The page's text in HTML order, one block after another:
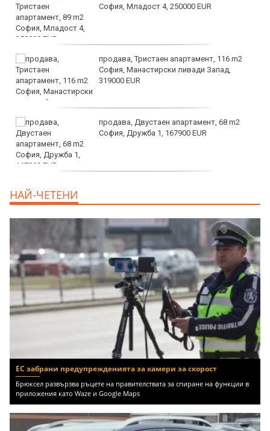
София, Младост 4, 250000 EUR
продава, Тристаен апартамент, 116 m2
София, Манастирски ливади Запад,
319000 EUR
продава, Двустаен апартамент, 68 m2
София, Дружба 1, 167900 EUR
НАЙ-ЧЕТЕНИ
ЕС забрани предупрежденията за камери за скорост
Брюксел развързва ръцете на правителствата за спиране на функции в
приложения като Waze и Google Maps